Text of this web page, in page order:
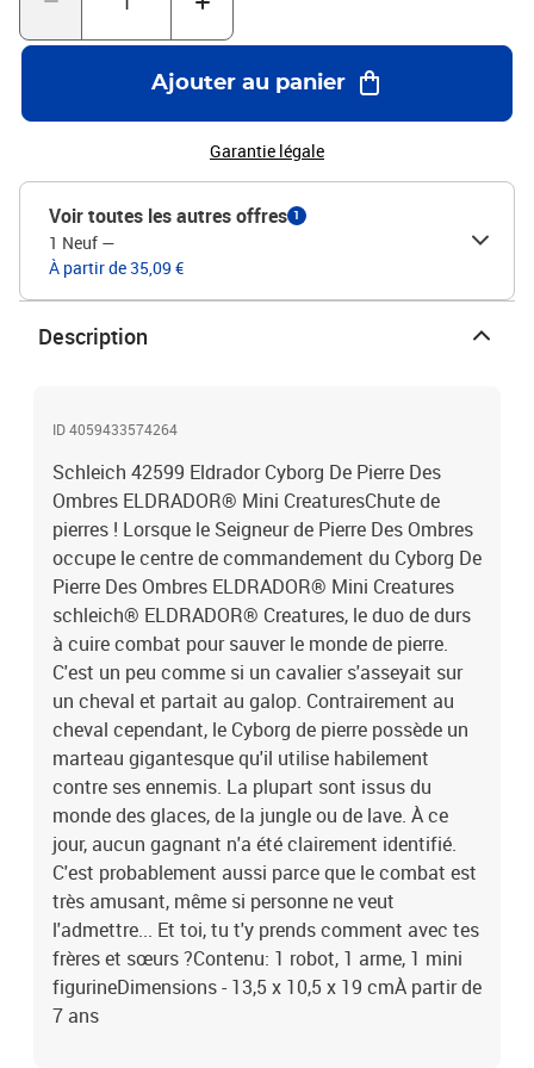
Ajouter au panier
Garantie légale
Voir toutes les autres offres 1
1 Neuf —
À partir de 35,09 €
Description
ID 4059433574264
Schleich 42599 Eldrador Cyborg De Pierre Des
Ombres ELDRADOR® Mini CreaturesChute de
pierres ! Lorsque le Seigneur de Pierre Des Ombres
occupe le centre de commandement du Cyborg De
Pierre Des Ombres ELDRADOR® Mini Creatures
schleich® ELDRADOR® Creatures, le duo de durs
à cuire combat pour sauver le monde de pierre.
C'est un peu comme si un cavalier s'asseyait sur
un cheval et partait au galop. Contrairement au
cheval cependant, le Cyborg de pierre possède un
marteau gigantesque qu'il utilise habilement
contre ses ennemis. La plupart sont issus du
monde des glaces, de la jungle ou de lave. À ce
jour, aucun gagnant n'a été clairement identifié.
C'est probablement aussi parce que le combat est
très amusant, même si personne ne veut
l'admettre... Et toi, tu t'y prends comment avec tes
frères et sœurs ?Contenu: 1 robot, 1 arme, 1 mini
figurineDimensions - 13,5 x 10,5 x 19 cmÀ partir de
7 ans